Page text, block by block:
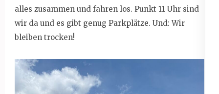
alles zusammen und fahren los. Punkt 11 Uhr sind
wir da und es gibt genug Parkplätze. Und: Wir
bleiben trocken!